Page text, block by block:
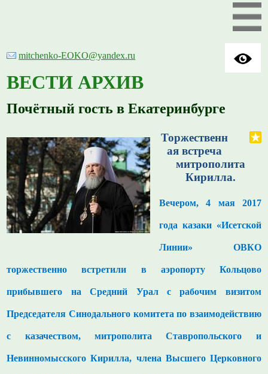
mitchenko-EOKO@yandex.ru
ВЕСТИ АРХИВ
Почётный гость в Екатеринбурге
Торжественн
ая встреча
митрополита
Кирилла.
Вечером, 4 мая 2017
года казаки «Исетской
Линии» ОВКО
торжественно встретили в аэропорту Кольцово
прибывшего на Средний Урал с рабочим визитом
Председателя Синодального комитета по взаимодействию
с казачеством, митрополита Ставропольского и
Невинномысского Кирилла, члена Высшего Церковного